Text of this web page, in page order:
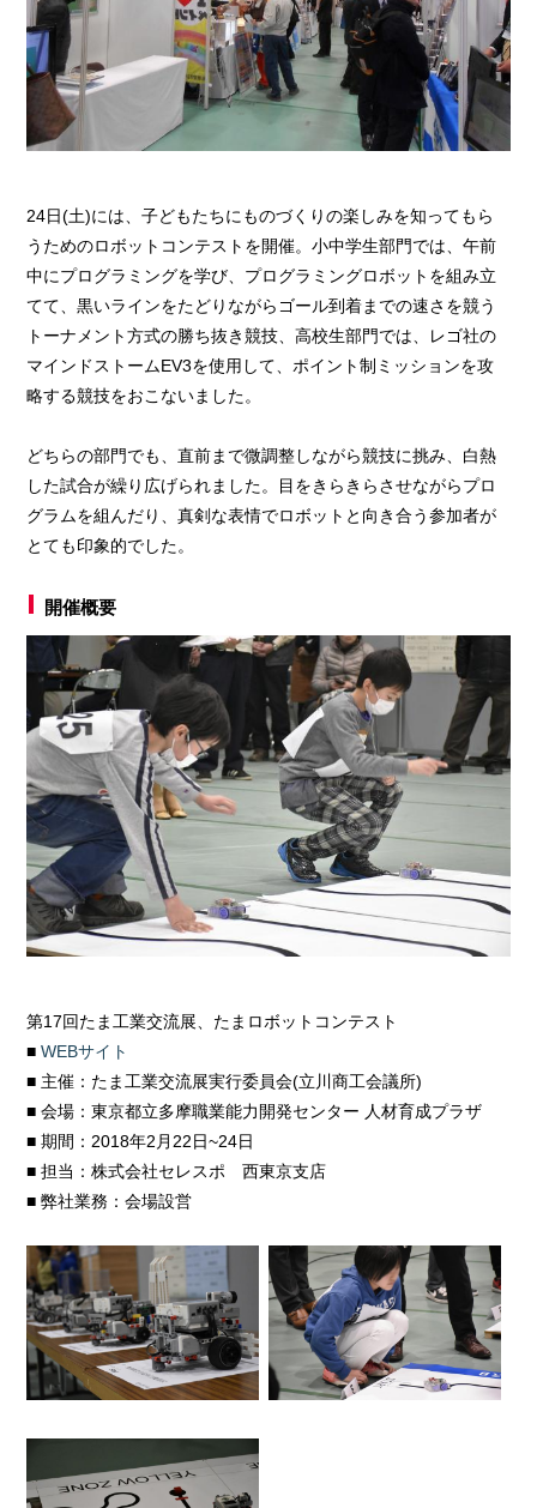
24日(土)には、子どもたちにものづくりの楽しみを知ってもら
うためのロボットコンテストを開催。小中学生部門では、午前
中にプログラミングを学び、プログラミングロボットを組み立
てて、黒いラインをたどりながらゴール到着までの速さを競う
トーナメント方式の勝ち抜き競技、高校生部門では、レゴ社の
マインドストームEV3を使用して、ポイント制ミッションを攻
略する競技をおこないました。
どちらの部門でも、直前まで微調整しながら競技に挑み、白熱
した試合が繰り広げられました。目をきらきらさせながらプロ
グラムを組んだり、真剣な表情でロボットと向き合う参加者が
とても印象的でした。
開催概要
第17回たま工業交流展、たまロボットコンテスト
■WEBサイト
■ 主催：たま工業交流展実行委員会(立川商工会議所)
■ 会場：東京都立多摩職業能力開発センター 人材育成プラザ
■ 期間：2018年2月22日~24日
■ 担当：株式会社セレスポ 西東京支店
■ 弊社業務：会場設営